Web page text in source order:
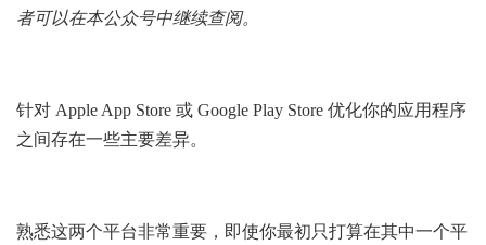
者可以在本公众号中继续查阅。
针对 Apple App Store 或 Google Play Store 优化你的应用程序
之间存在一些主要差异。
熟悉这两个平台非常重要，即使你最初只打算在其中一个平